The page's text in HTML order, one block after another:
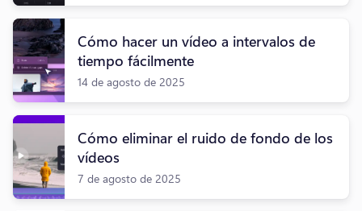
Cómo hacer un vídeo a intervalos de
tiempo fácilmente
14 de agosto de 2025
Cómo eliminar el ruido de fondo de los
vídeos
7 de agosto de 2025